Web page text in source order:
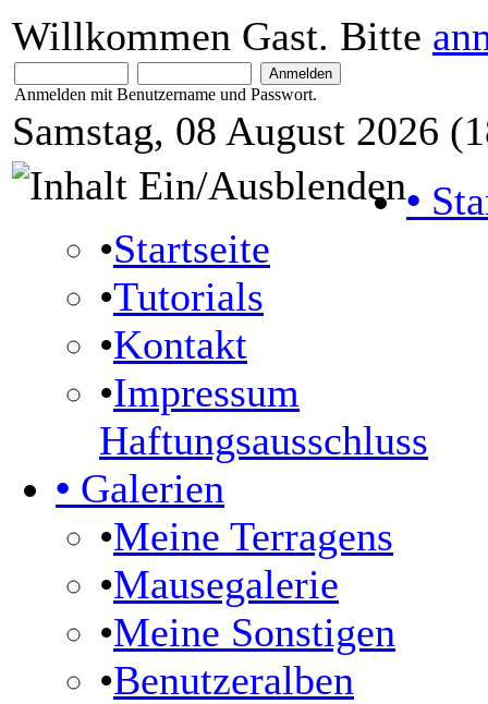
Willkommen Gast. Bitte
Anmelden mit Benutzername und Passwort.
Samstag, 08 August 2026
•
•Startseite
•Tutorials
•Kontakt
•Impressum
Haftungsausschluss
• Galerien
•Meine Terragens
•Mausegalerie
•Meine Sonstigen
•Benutzeralben